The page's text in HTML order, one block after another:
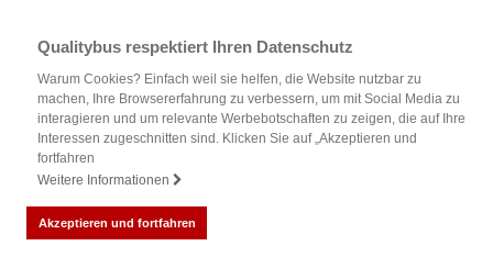
Qualitybus respektiert Ihren Datenschutz
Warum Cookies? Einfach weil sie helfen, die Website nutzbar zu
machen, Ihre Browsererfahrung zu verbessern, um mit Social Media zu
interagieren und um relevante Werbebotschaften zu zeigen, die auf Ihre
Interessen zugeschnitten sind. Klicken Sie auf „Akzeptieren und
fortfahren
Weitere Informationen
Akzeptieren und fortfahren